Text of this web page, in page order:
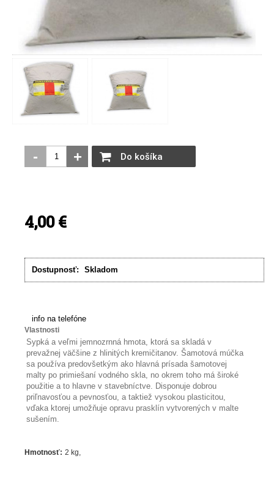
- + Do košíka
4,00€
Dostupnosť: Skladom
info na telefóne
Vlastnosti
Sypká a veľmi jemnozrnná hmota, ktorá sa skladá v
prevažnej väčšine z hlinitých kremičitanov. Šamotová múčka
sa používa predovšetkým ako hlavná prísada šamotovej
malty po primiešaní vodného skla, no okrem toho má široké
použitie a to hlavne v stavebníctve. Disponuje dobrou
priľnavosťou a pevnosťou, a taktiež vysokou plasticitou,
vďaka ktorej umožňuje opravu prasklín vytvorených v malte
sušením.
Hmotnosť: 2 kg